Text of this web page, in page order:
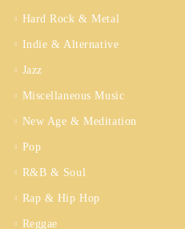
Hard Rock & Metal
Indie & Alternative
Jazz
Miscellaneous Music
New Age & Meditation
Pop
R&B & Soul
Rap & Hip Hop
Reggae